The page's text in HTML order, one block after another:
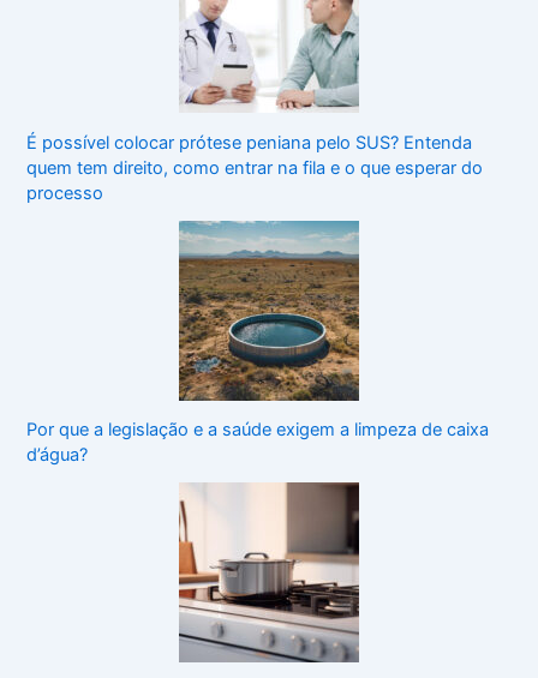
É possível colocar prótese peniana pelo SUS? Entenda
quem tem direito, como entrar na fila e o que esperar do
processo
Por que a legislação e a saúde exigem a limpeza de caixa
d’água?